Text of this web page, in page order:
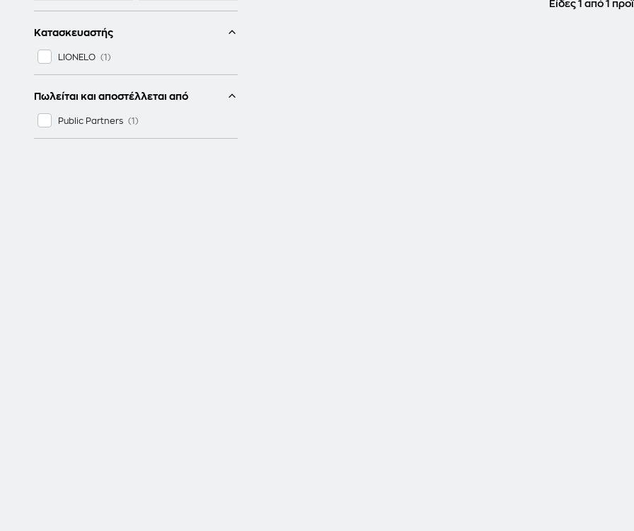
Κατασκευαστής
LIONELO
Πωλείται και αποστέλλεται από
Public Partners
Είδες 1 από 1